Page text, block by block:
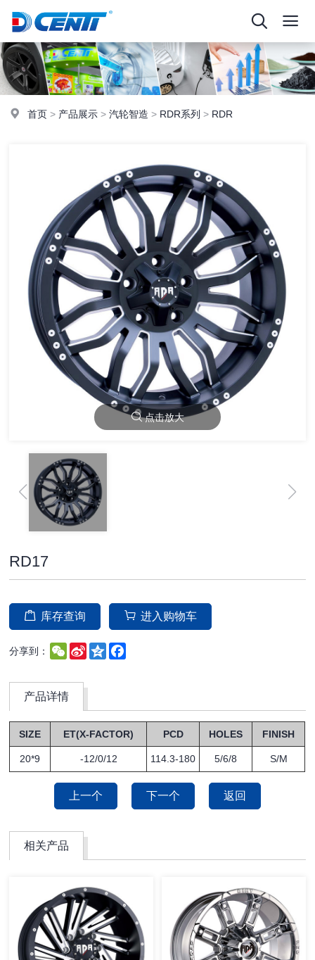
首页 > 产品展示 >汽轮智造 > RDR系列 > RDR
点击放大
RD17
库存查询 进入购物车
分享到： WeChat
Sina
Weibo
Qzone
产品详情
SIZE ET(X-FACTOR) PCD HOLES FINISH
20*9 -12/0/12 114.3-180 5/6/8 S/M
上一个 下一个 返回
相关产品